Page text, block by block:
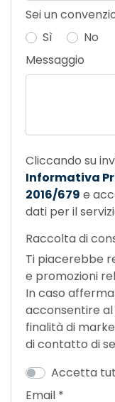
Sei un
Sì
No
Messaggio
Cliccando su
Informativa
2016/679 e
dati per il
Raccolta di
Ti piacerebbe
e promozioni
In caso
acconsentire
finalità di
di contatto di
Accetta
Email *